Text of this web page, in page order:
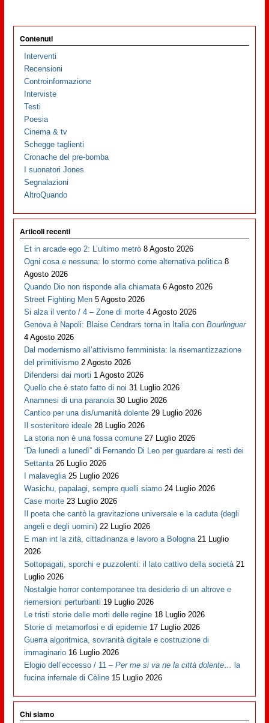
Contenuti
Interventi
Recensioni
Controinformazione
Interviste
Testi
Poesia
Cinema & tv
Schegge taglienti
Cronache del pre-bomba
I suonatori Jones
Segnalazioni
AltroQuando
Articoli recenti
Et in arcade ego 2: L’ultimo metrò 8 Agosto 2026
Ogni cosa e nessuna: lo stormo come alternativa politica 8
Agosto 2026
Quando Dio non risponde alla chiamata 6 Agosto 2026
Street Fighting Men 5 Agosto 2026
Si alza il vento / 4 – Zone di morte 4 Agosto 2026
Genova è Napoli: Blaise Cendrars torna in Italia conBourlinguer
4 Agosto 2026
Dal modernismo all’attivismo femminista: la risemantizzazione
del primitivismo 2 Agosto 2026
Difendersi dai morti 1 Agosto 2026
Quello che è stato fatto di noi 31 Luglio 2026
Anamnesi di una paranoia 30 Luglio 2026
Cantico per una dis/umanità dolente 29 Luglio 2026
Il sostenitore ideale 28 Luglio 2026
La storia non è una fossa comune 27 Luglio 2026
“Da lunedì a lunedì” di Fernando Di Leo per guardare ai resti dei
Settanta 26 Luglio 2026
I malaveglia 25 Luglio 2026
Wasichu, papalagi, sempre quelli siamo 24 Luglio 2026
Case morte 23 Luglio 2026
Il poeta che cantò la gravitazione universale e la caduta (degli
angeli e degli uomini) 22 Luglio 2026
E man int la zità, cittadinanza e lavoro a Bologna 21 Luglio
2026
Sottopagati, sporchi e puzzolenti: il lato cattivo della società 21
Luglio 2026
Nostalgie horror contemporanee tra desiderio di un altrove e
riemersioni perturbanti 19 Luglio 2026
Le tristi storie delle morti delle regine 18 Luglio 2026
Storie di metamorfosi e di epidemie 17 Luglio 2026
Guerra algoritmica, sovranità digitale e costruzione di
immaginario 16 Luglio 2026
Elogio dell’eccesso / 11 –Per me si va ne la città dolente… la
fucina infernale di Cèline 15 Luglio 2026
Chi siamo